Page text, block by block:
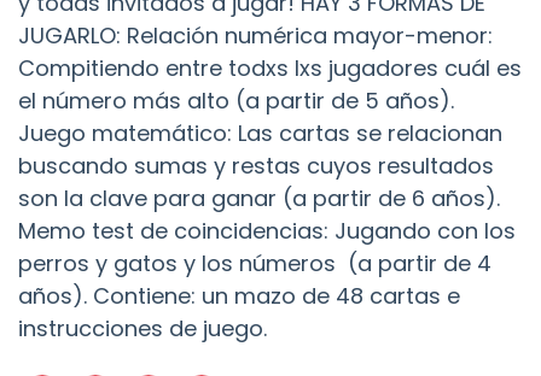
JUGARLO: Relación numérica mayor-menor:
Compitiendo entre todxs lxs jugadores cuál es
el número más alto (a partir de 5 años).
Juego matemático: Las cartas se relacionan
buscando sumas y restas cuyos resultados
son la clave para ganar (a partir de 6 años).
Memo test de coincidencias: Jugando con los
perros y gatos y los números (a partir de 4
años). Contiene: un mazo de 48 cartas e
instrucciones de juego.